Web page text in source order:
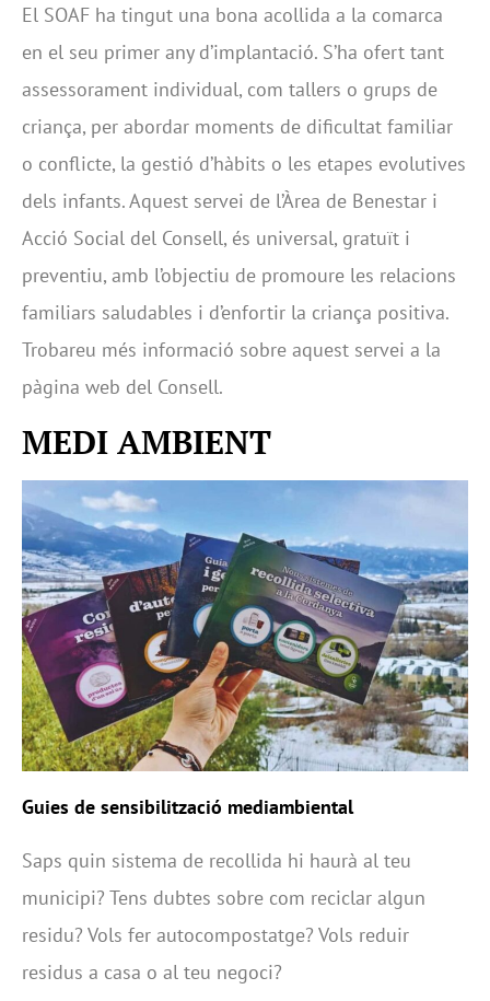
El SOAF ha tingut una bona acollida a la comarca
en el seu primer any d’implantació. S’ha ofert tant
assessorament individual, com tallers o grups de
criança, per abordar moments de dificultat familiar
o conflicte, la gestió d’hàbits o les etapes evolutives
dels infants. Aquest servei de l’Àrea de Benestar i
Acció Social del Consell, és universal, gratuït i
preventiu, amb l’objectiu de promoure les relacions
familiars saludables i d’enfortir la criança positiva.
Trobareu més informació sobre aquest servei a la
pàgina web del Consell.
MEDI AMBIENT
Guies de sensibilització mediambiental
Saps quin sistema de recollida hi haurà al teu
municipi? Tens dubtes sobre com reciclar algun
residu? Vols fer autocompostatge? Vols reduir
residus a casa o al teu negoci?